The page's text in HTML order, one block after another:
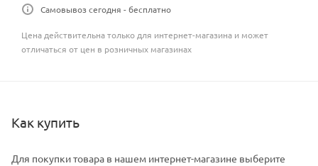
Самовывоз сегодня - бесплатно
Цена действительна только для интернет-магазина и может
отличаться от цен в розничных магазинах
Как купить
Для покупки товара в нашем интернет-магазине выберите